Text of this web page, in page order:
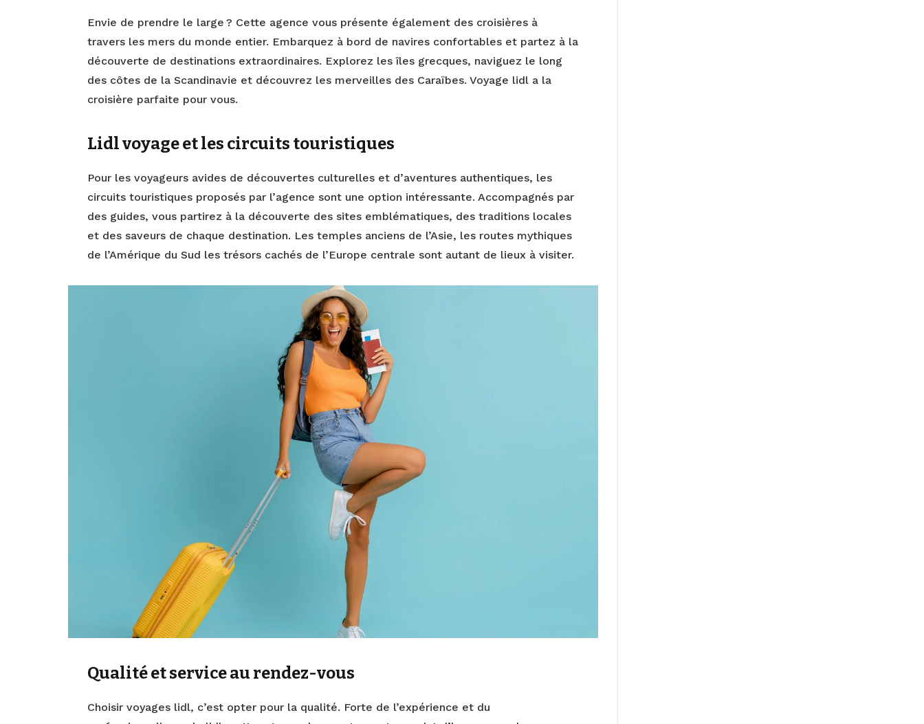
Envie de prendre le large ? Cette agence vous présente également des croisières à
travers les mers du monde entier. Embarquez à bord de navires confortables et partez à la
découverte de destinations extraordinaires. Explorez les îles grecques, naviguez le long
des côtes de la Scandinavie et découvrez les merveilles des Caraïbes. Voyage lidl a la
croisière parfaite pour vous.
Lidl voyage et les circuits touristiques
Pour les voyageurs avides de découvertes culturelles et d’aventures authentiques, les
circuits touristiques proposés par l’agence sont une option intéressante. Accompagnés par
des guides, vous partirez à la découverte des sites emblématiques, des traditions locales
et des saveurs de chaque destination. Les temples anciens de l’Asie, les routes mythiques
de l’Amérique du Sud les trésors cachés de l’Europe centrale sont autant de lieux à visiter.
Qualité et service au rendez-vous
Choisir voyages lidl, c’est opter pour la qualité. Forte de l’expérience et du